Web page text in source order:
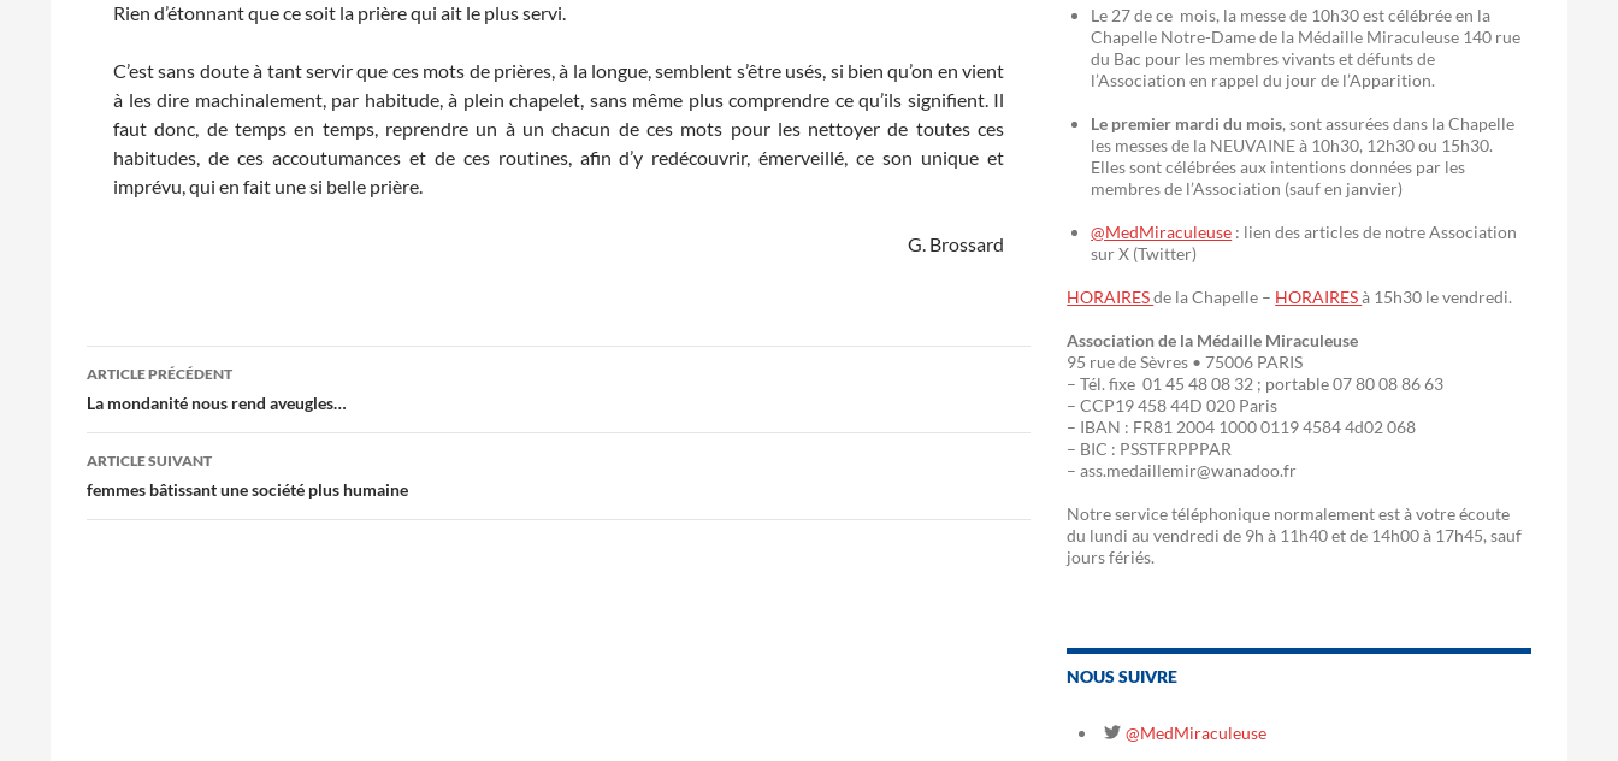
Rien d’étonnant que ce soit la prière qui ait le plus servi.
C’est sans doute à tant servir que ces mots de prières, à la longue, semblent s’être usés, si bien qu’on en vient
à les dire machinalement, par habitude, à plein chapelet, sans même plus comprendre ce qu’ils signifient. Il
faut donc, de temps en temps, reprendre un à un chacun de ces mots pour les nettoyer de toutes ces
habitudes, de ces accoutumances et de ces routines, afin d’y redécouvrir, émerveillé, ce son unique et
imprévu, qui en fait une si belle prière.
G. Brossard
Navigation
des
articles
ARTICLE PRÉCÉDENT
La mondanité nous rend aveugles…
ARTICLE SUIVANT
femmes bâtissant une société plus humaine
Le 27 de ce mois, la messe de 10h30 est célébrée en la
Chapelle Notre-Dame de la Médaille Miraculeuse 140 rue
du Bac pour les membres vivants et défunts de
l’Association en rappel du jour de l’Apparition.
Le premier mardi du mois, sont assurées dans la Chapelle
les messes de la NEUVAINE à 10h30, 12h30 ou 15h30.
Elles sont célébrées aux intentions données par les
membres de l’Association (sauf en janvier)
@MedMiraculeuse : lien des articles de notre Association
sur X (Twitter)
HORAIRESde la Chapelle – HORAIRESà 15h30 le vendredi.
Association de la Médaille Miraculeuse
95 rue de Sèvres • 75006 PARIS
– Tél. fixe 01 45 48 08 32 ; portable 07 80 08 86 63
– CCP19 458 44D 020 Paris
– IBAN : FR81 2004 1000 0119 4584 4d02 068
– BIC : PSSTFRPPPAR
– ass.medaillemir@wanadoo.fr
Notre service téléphonique normalement est à votre écoute
du lundi au vendredi de 9h à 11h40 et de 14h00 à 17h45, sauf
jours fériés.
NOUS SUIVRE
@MedMiraculeuse